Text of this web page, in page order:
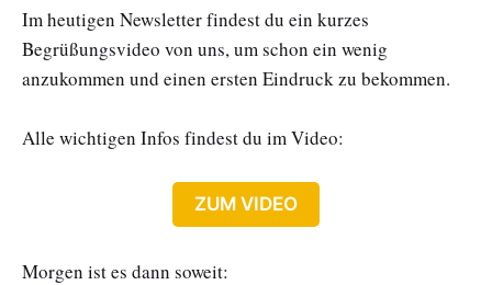
Im heutigen Newsletter findest du ein kurzes
Begrüßungsvideo von uns, um schon ein wenig
anzukommen und einen ersten Eindruck zu bekommen.
Alle wichtigen Infos findest du im Video:
ZUM VIDEO
Morgen ist es dann soweit: